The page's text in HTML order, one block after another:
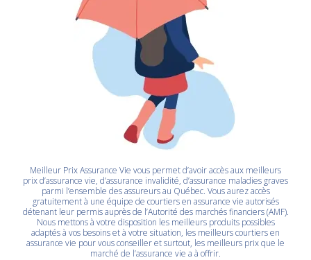
Meilleur Prix Assurance Vie vous permet d’avoir accès aux meilleurs
prix d’assurance vie, d’assurance invalidité, d’assurance maladies graves
parmi l’ensemble des assureurs au Québec. Vous aurezaccès
gratuitement à une équipe de courtiers en assurance vie autorisés
détenant leur permis auprès de l’Autorité des marchés financiers (AMF).
Nous mettons à votre disposition les meilleurs produits possibles
adaptés à vos besoins et à votre situation, les meilleurs courtiers en
assurance vie pour vous conseiller et surtout, les meilleurs prix que le
marché de l’assurance vie a à offrir.